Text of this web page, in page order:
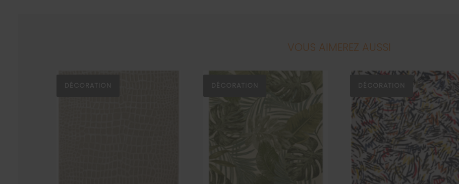
VOUS AIMEREZ AUSSI
DÉCORATION DÉCORATION DÉCORATION